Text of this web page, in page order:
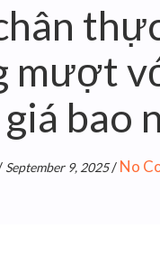
mượt
bao
September 9, 2025/ No